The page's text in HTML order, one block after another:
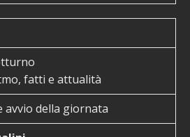
fatti e attualità
avvio della giornata